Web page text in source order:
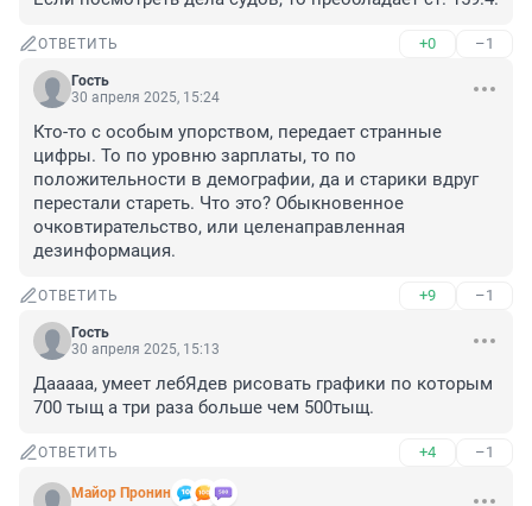
ОТВЕТИТЬ +0 –1
Гость
30 апреля 2025, 15:24
Кто-то с особым упорством, передает странные
цифры. То по уровню зарплаты, то по
положительности в демографии, да и старики вдруг
перестали стареть. Что это? Обыкновенное
очковтирательство, или целенаправленная
дезинформация.
ОТВЕТИТЬ +9 –1
Гость
30 апреля 2025, 15:13
Дааааа, умеет лебЯдев рисовать графики по которым
700 тыщ а три раза больше чем 500тыщ.
ОТВЕТИТЬ +4 –1
Майор Пронин